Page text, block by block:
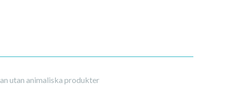
utan animaliska produkter